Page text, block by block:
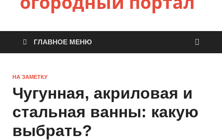
ГЛАВНОЕ МЕНЮ
НА ЗАМЕТКУ
Чугунная, акриловая и
стальная ванны: какую
выбрать?